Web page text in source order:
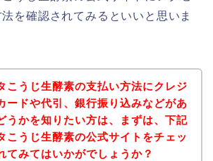
を確認されてみるといいと思いま
こうじ生酵素の支払い方法にクレジ
ードや代引、銀行振り込みなどがあ
うかを知りたい方は、まずは、下記
こうじ生酵素の公式サイトをチェッ
てみてはいかがでしょうか？